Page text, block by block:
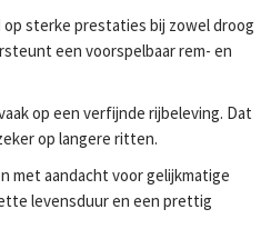
sterke prestaties bij zowel droog
een voorspelbaar rem- en
op een verfijnde rijbeleving. Dat
op langere ritten.
met aandacht voor gelijkmatige
levensduur en een prettig